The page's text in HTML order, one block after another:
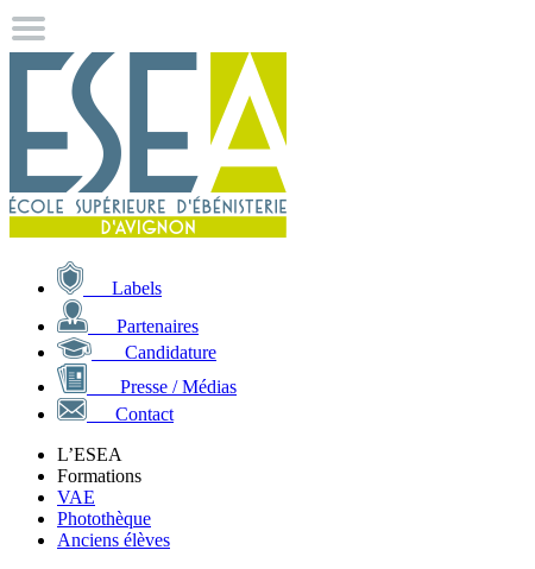
Labels
Partenaires
Candidature
Presse / Médias
Contact
L’ESEA
Formations
VAE
Photothèque
Anciens élèves